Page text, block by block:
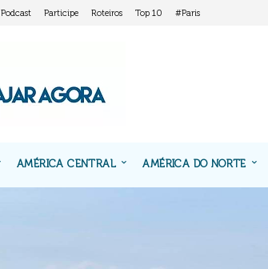
Podcast Participe Roteiros Top 10 #Paris
AMÉRICA CENTRAL AMÉRICA DO NORTE